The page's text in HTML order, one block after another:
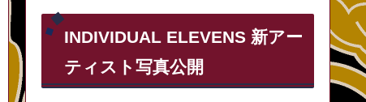
INDIVIDUAL ELEVENS 新アー
ティスト写真公開